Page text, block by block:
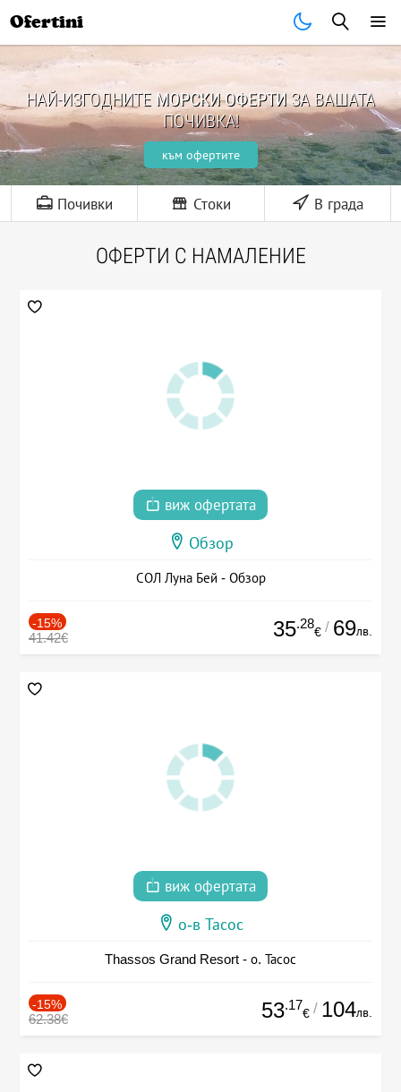
Ofertini
НАЙ-ИЗГОДНИТЕ МОРСКИ ОФЕРТИЗА ВАШАТА
ПОЧИВКА!
към офертите
Почивки Стоки В града
ОФЕРТИ С НАМАЛЕНИЕ
виж офертата
Обзор
СОЛ Луна Бей - Обзор
-15%
41.42€ 35.28
€ / 69лв.
виж офертата
о-в Тасос
Thassos Grand Resort - о. Тасос
-15%
62.38€ 53.17
€ / 104лв.